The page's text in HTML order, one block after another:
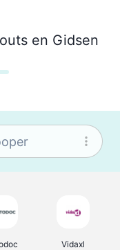
en Gidsen
Vidaxl